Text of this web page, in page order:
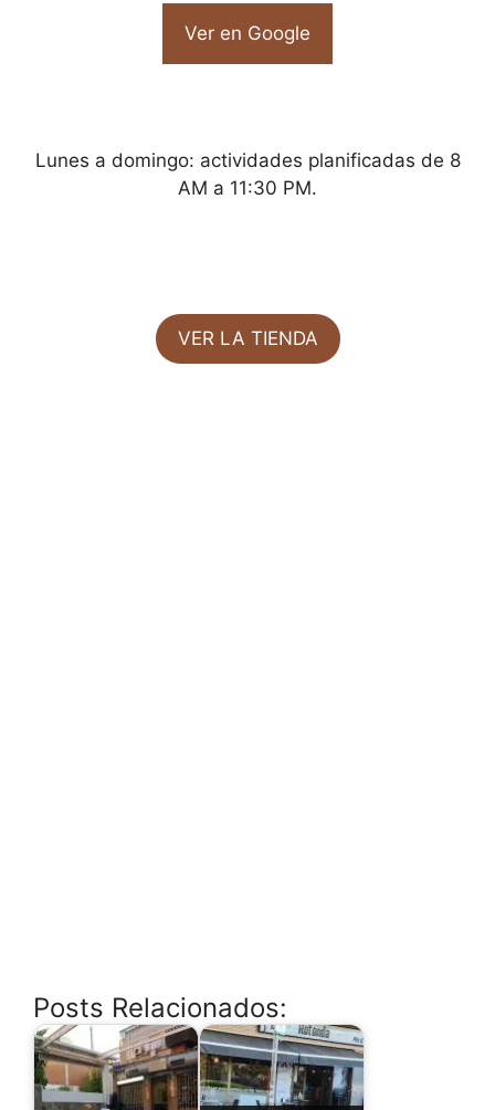
Ver en Google
Lunes a domingo: actividades planificadas de 8
AM a 11:30 PM.
VER LA TIENDA
Posts Relacionados: